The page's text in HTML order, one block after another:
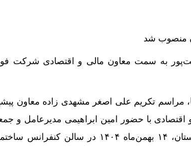
منصوب شد
به سمت معاون مالی و اقتصادی شرکت
، مراسم تکریم علی اصغر مشهدی زاده معاون
اقتصادی با حضور امین ابراهیمی مدیرعامل و
از قائم‌مقامان و مسئولان شرکت فولاد خوزستان، ۱۴ بهمن‌ماه ۱۴۰۴ در سالن